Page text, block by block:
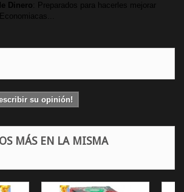
Dinero : Preparados para hacerles mejorar
su opinión!
MÁS EN LA MISMA